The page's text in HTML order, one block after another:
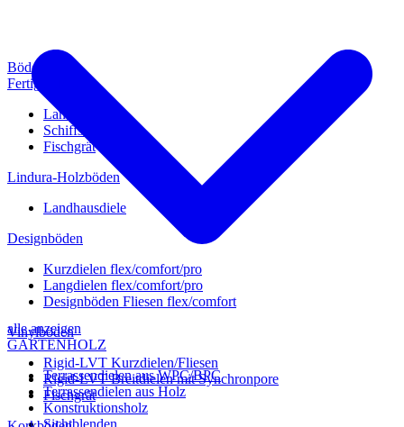
alle anzeigen
GARTENHOLZ
Terrassendielen aus WPC/BPC
Terrassendielen aus Holz
Konstruktionsholz
Sichtblenden
Böden
Fertigparkett
Landhausdiele
Schiffsboden
Fischgrät
Lindura-Holzböden
Landhausdiele
Designböden
Kurzdielen flex/comfort/pro
Langdielen flex/comfort/pro
Designböden Fliesen flex/comfort
Vinylböden
Rigid-LVT Kurzdielen/Fliesen
Rigid-LVT Breitdielen mit Synchronpore
Fischgrät